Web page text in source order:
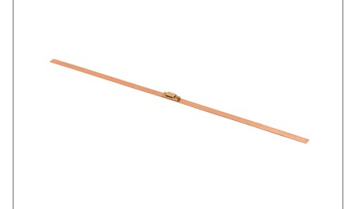
建設サイト・シリーズの